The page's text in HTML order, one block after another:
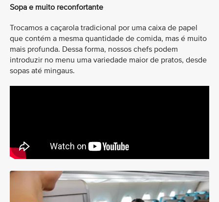
Sopa e muito reconfortante
Trocamos a caçarola tradicional por uma caixa de papel
que contém a mesma quantidade de comida, mas é muito
mais profunda. Dessa forma, nossos chefs podem
introduzir no menu uma variedade maior de pratos, desde
sopas até mingaus.